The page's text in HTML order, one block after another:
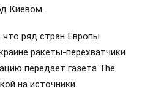
Киевом.
что ряд стран Европы
ракеты-перехватчики
передаёт газета The
на источники.